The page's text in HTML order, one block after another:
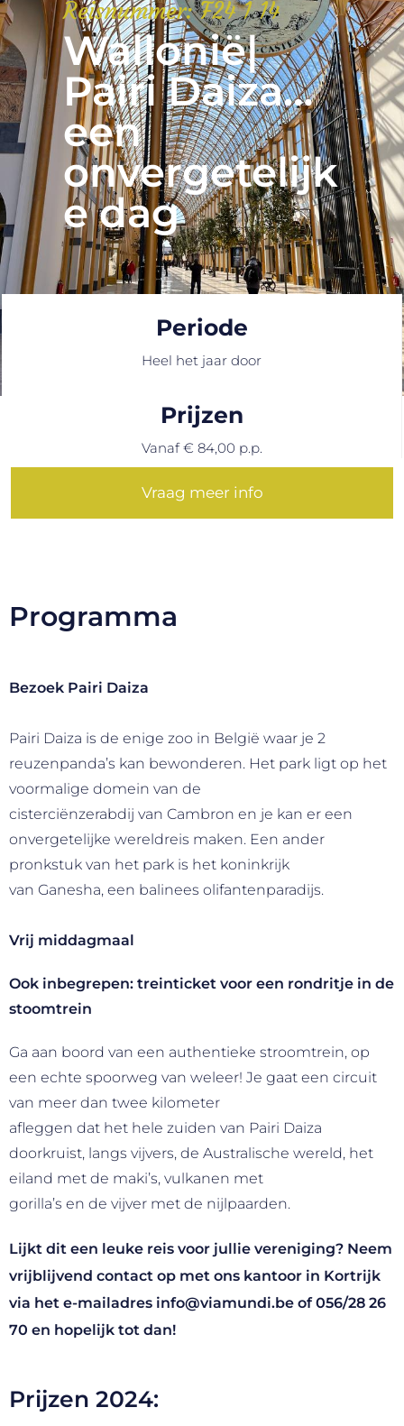
Reisnummer: F24 1 14
Wallonië|
Pairi Daiza…
een
onvergetelijk
e dag
Periode
Heel het jaar door
Prijzen
Vanaf € 84,00 p.p.
Vraag meer info
Programma
Bezoek Pairi Daiza
Pairi Daiza is de enige zoo in België waar je 2
reuzenpanda’s kan bewonderen. Het park ligt op het
voormalige domein van de
cisterciënzerabdij van Cambron en je kan er een
onvergetelijke wereldreis maken. Een ander
pronkstuk van het park is het koninkrijk
van Ganesha, een balinees olifantenparadijs.
Vrij middagmaal
Ook inbegrepen: treinticket voor een rondritje in de
stoomtrein
Ga aan boord van een authentieke stroomtrein, op
een echte spoorweg van weleer! Je gaat een circuit
van meer dan twee kilometer
afleggen dat het hele zuiden van Pairi Daiza
doorkruist, langs vijvers, de Australische wereld, het
eiland met de maki’s, vulkanen met
gorilla’s en de vijver met de nijlpaarden.
Lijkt dit een leuke reis voor jullie vereniging? Neem
vrijblijvend contact op met ons kantoor in Kortrijk
via het e-mailadres info@viamundi.be of056/28 26
70 en hopelijk tot dan!
Prijzen 2024: